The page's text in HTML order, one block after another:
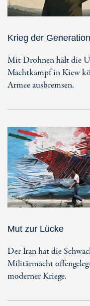
Krieg der
Mit Drohnen hält die
Machtkampf in Kiew
Armee ausbremsen.
Mut zur Lücke
Der Iran hat die
Militärmacht
moderner Kriege.